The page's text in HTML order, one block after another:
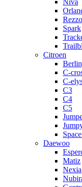
Niva
Rezzo
Spark
Citroen
C-
C-
C3
C4
C5
Daewoo
Matiz
Nexia